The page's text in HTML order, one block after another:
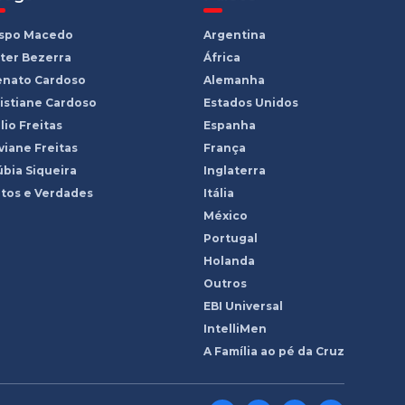
Macedo
Bezerra
Cardoso
Cardoso
Freitas
Freitas
Siqueira
e Verdades
Argentina
África
Alemanha
Estados Unidos
Espanha
França
Inglaterra
Itália
México
Portugal
Holanda
Outros
EBI Universal
IntelliMen
A Família ao pé da Cruz